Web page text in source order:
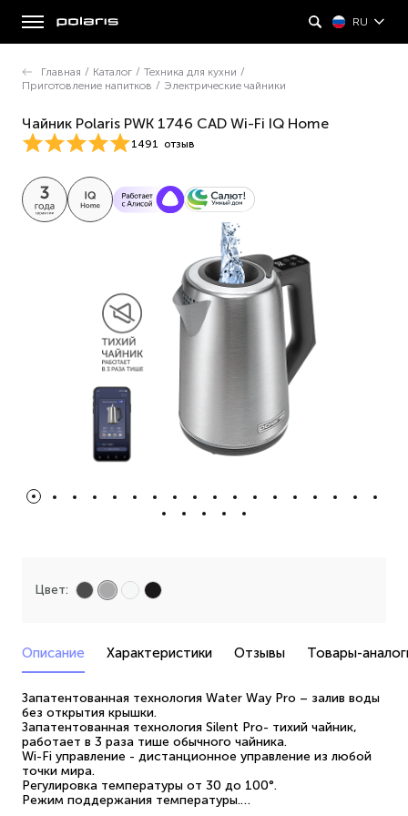
RU
Главная / Каталог / Техника для кухни /
Приготовление напитков / Электрические чайники
Чайник Polaris PWK 1746 CAD Wi-Fi IQ Home
1491 отзыв
Цвет:
Описание Характеристики Отзывы Товары-
Запатентованная технология Water Way Pro – залив воды
без открытия крышки.
Запатентованная технология Silent Pro- тихий чайник,
работает в 3 раза тише обычного чайника.
Wi-Fi управление - дистанционное управление из любой
точки мира.
Регулировка температуры от 30 до 100°.
Режим поддержания температуры.